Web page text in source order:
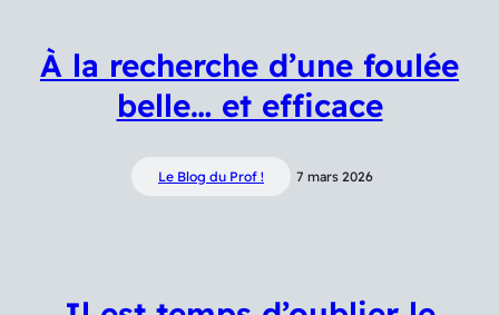
À la recherche d’une foulée
belle… et efficace
Le Blog du Prof ! 7 mars 2026